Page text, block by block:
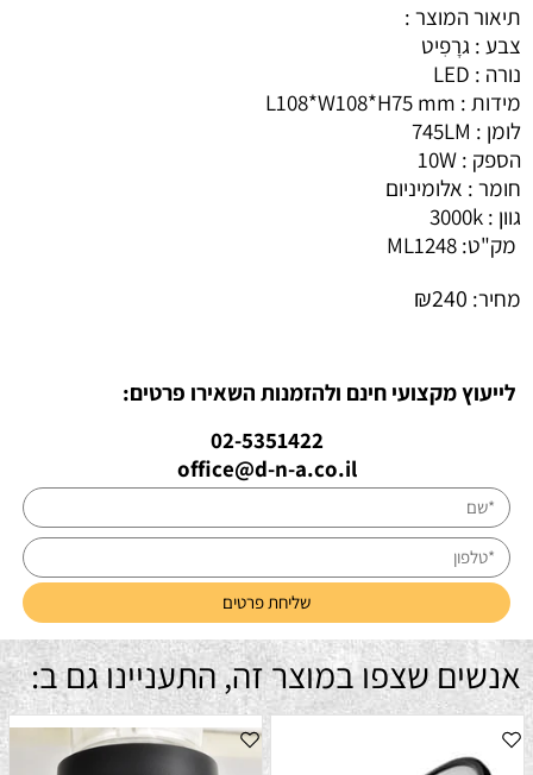
תיאור המוצר :
צבע : גרָפִיט
נורה : LED
מידות : L108*W108*H75 mm
לומן : 745LM
הספק : 10W
חומר : אלומיניום
גוון : 3000k
מק"ט: ML1248
מחיר:
₪240
לייעוץ מקצועי חינם ולהזמנות השאירו פרטים:
02-5351422
office@d-n-a.co.il
אנשים שצפו במוצר זה, התעניינו גם ב: